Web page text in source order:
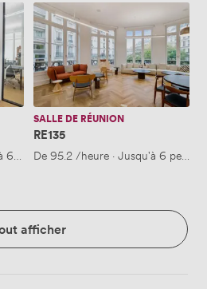
6 personnes
RE135
SALLE DE RÉUNION
RE135
De95.2/heure ·Jusqu'à 6
afficher